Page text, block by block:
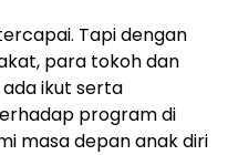
Tapi dengan
para tokoh dan
ikut serta
program di
masa depan anak diri